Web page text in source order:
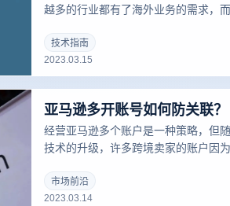
越多的行业都有了海外业务的需求，
用到不同的IP，这时候便要用到指纹浏
清楚的了解什么是指纹浏览器之前，我
道什么是们先来说一下浏览器指纹。
技术指南
2023.03.15
亚马逊多开账号如何防关联？
经营亚马逊多个账户是一种策略，但
技术的升级，许多跨境卖家的账户因
如何防止相关性呢？有什么好的防关联
市场前沿
2023.03.14